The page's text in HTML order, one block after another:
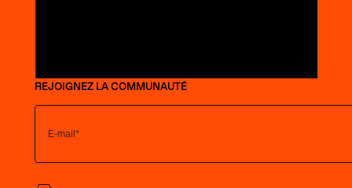
REJOIGNEZ LA COMMUNAUTÉ